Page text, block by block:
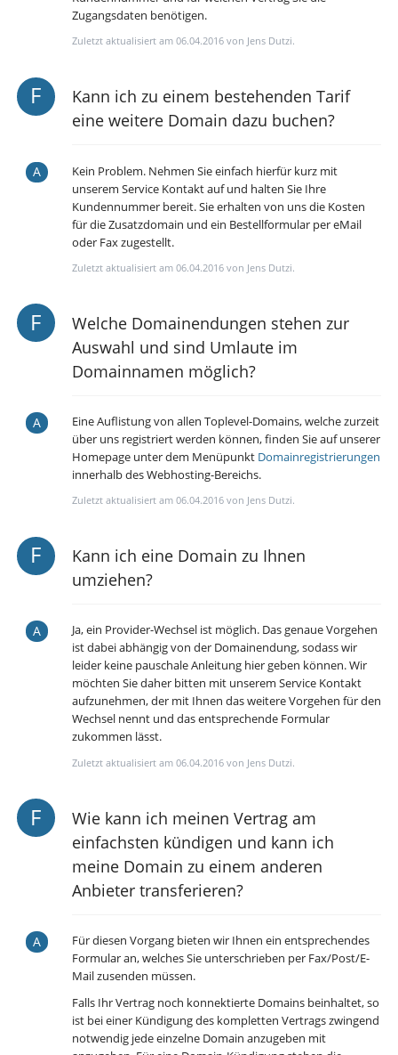
Zugangsdaten benötigen.
Zuletzt aktualisiert am 06.04.2016 von Jens Dutzi.
Kann ich zu einem bestehenden Tarif
eine weitere Domain dazu buchen?
Kein Problem. Nehmen Sie einfach hierfür kurz mit
unserem Service Kontakt auf und halten Sie Ihre
Kundennummer bereit. Sie erhalten von uns die Kosten
für die Zusatzdomain und ein Bestellformular per eMail
oder Fax zugestellt.
Zuletzt aktualisiert am 06.04.2016 von Jens Dutzi.
Welche Domainendungen stehen zur
Auswahl und sind Umlaute im
Domainnamen möglich?
Eine Auflistung von allen Toplevel-Domains, welche zurzeit
über uns registriert werden können, finden Sie auf unserer
Homepage unter dem Menüpunkt Domainregistrierungen
innerhalb des Webhosting-Bereichs.
Zuletzt aktualisiert am 06.04.2016 von Jens Dutzi.
Kann ich eine Domain zu Ihnen
umziehen?
Ja, ein Provider-Wechsel ist möglich. Das genaue Vorgehen
ist dabei abhängig von der Domainendung, sodass wir
leider keine pauschale Anleitung hier geben können. Wir
möchten Sie daher bitten mit unserem Service Kontakt
aufzunehmen, der mit Ihnen das weitere Vorgehen für den
Wechsel nennt und das entsprechende Formular
zukommen lässt.
Zuletzt aktualisiert am 06.04.2016 von Jens Dutzi.
Wie kann ich meinen Vertrag am
einfachsten kündigen und kann ich
meine Domain zu einem anderen
Anbieter transferieren?
Für diesen Vorgang bieten wir Ihnen ein entsprechendes
Formular an, welches Sie unterschrieben per Fax/Post/E-
Mail zusenden müssen.
Falls Ihr Vertrag noch konnektierte Domains beinhaltet, so
ist bei einer Kündigung des kompletten Vertrags zwingend
notwendig jede einzelne Domain anzugeben mit